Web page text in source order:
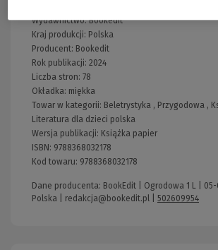
Wydawnictwo:Bookedit
Kraj produkcji: Polska
Producent: Bookedit
Rok publikacji: 2024
Liczba stron: 78
Okładka: miękka
Towar w kategorii: Beletrystyka , Przygodowa ,
Literatura dla dzieci polska
Wersja publikacji: Książka papier
ISBN: 9788368032178
Kod towaru: 9788368032178
Dane producenta: BookEdit | Ogrodowa 1 L | 05-
Polska | redakcja@bookedit.pl 502609954